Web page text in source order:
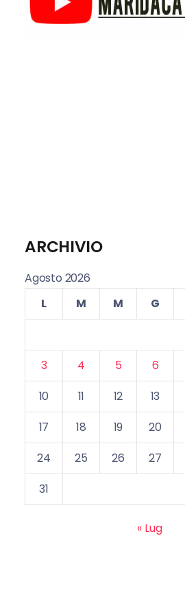
ARCHIVIO
Agosto 2026
L
M M G
3
4 5 6
10
11 12 13
17
18 19 20
24
25 26 27
31
« Lug